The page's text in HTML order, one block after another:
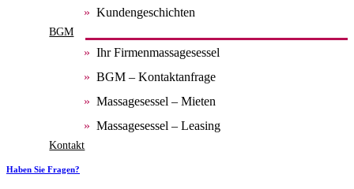
Kundengeschichten
BGM
Ihr Firmenmassagesessel
BGM – Kontaktanfrage
Massagesessel – Mieten
Massagesessel – Leasing
Kontakt
Haben Sie Fragen?